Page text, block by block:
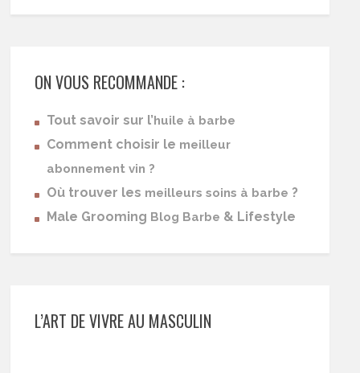
ON VOUS RECOMMANDE :
Tout savoir sur l’huile à barbe
Comment choisir le meilleur
abonnement vin ?
Où trouver les meilleurs soins à barbe ?
Male Grooming Blog Barbe & Lifestyle
L’ART DE VIVRE AU MASCULIN